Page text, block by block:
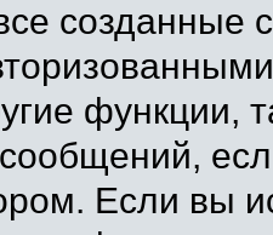
созданные
функции,
Если вы